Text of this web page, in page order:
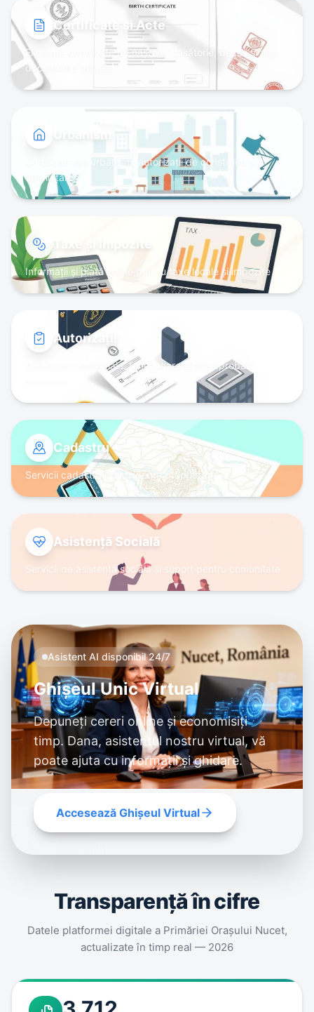
Certificate și Acte
Eliberare certificate de naștere, căsătorie, deces și alte
documente oficiale
Certificate de urbanism, autorizații de construire și
desființare
Taxe și Impozite
Informații și plată online pentru taxe locale și impozite
Autorizații
Autorizații comerciale, funcționare și alte aprobări
Cadastru
Servicii cadastrale și evidență proprietăți
Asistență Socială
Servicii de asistență socială și suport pentru comunitate
Asistent AI disponibil 24/7
Ghișeul Unic Virtual
Depuneți cereri online și economisiți
timp. Dana, asistentul nostru virtual, vă
poate ajuta cu informații și ghidare.
Accesează Ghișeul Virtual
Transparenţă în cifre
Datele platformei digitale a Primăriei Oraşului Nucet,
actualizate în timp real — 2026